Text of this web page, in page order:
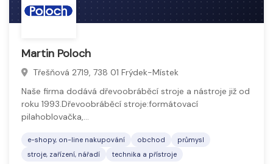
Martin Poloch
Třešňová 2719, 738 01 Frýdek-Místek
Naše firma dodává dřevoobráběcí stroje a nástroje již od
roku 1993.Dřevoobráběcí stroje:formátovací
pilahoblovačka,…
e-shopy, on-line nakupování obchod
průmysl
stroje, zařízení, nářadí
technika a přístroje